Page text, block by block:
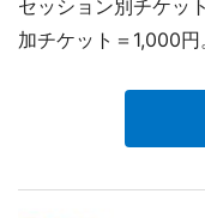
セッション別チケッ
加チケット＝1,000円